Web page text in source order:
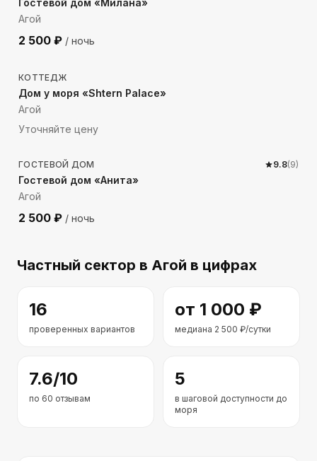
Гостевой дом «Милана»
Агой
2 500 ₽ / ночь
265м до моря
КОТТЕДЖ
Дом у моря «Shtern Palace»
Агой
Уточняйте цену
1995 м до моря
ГОСТЕВОЙ ДОМ 9.8(9)
Гостевой дом «Анита»
Агой
2 500 ₽ / ночь
Частный сектор в Агой в цифрах
16
проверенных вариантов
от 1 000 ₽
медиана 2 500 ₽/сутки
7.6/10
по 60 отзывам
5
в шаговой доступности до
моря